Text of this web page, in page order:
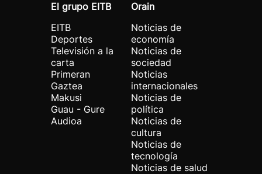
El grupo EITB
EITB
Deportes
Televisión a la
carta
Primeran
Gaztea
Makusi
Guau - Gure
Audioa
Orain
Noticias de
economía
Noticias de
sociedad
Noticias
internacionales
Noticias de
política
Noticias de
cultura
Noticias de
tecnología
Noticias de salud